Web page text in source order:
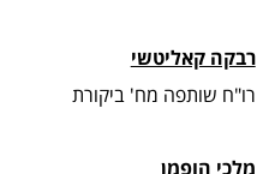
רבקה קאליטשי
רו"ח שותפה מח' ביקורת
מלכי הופמן